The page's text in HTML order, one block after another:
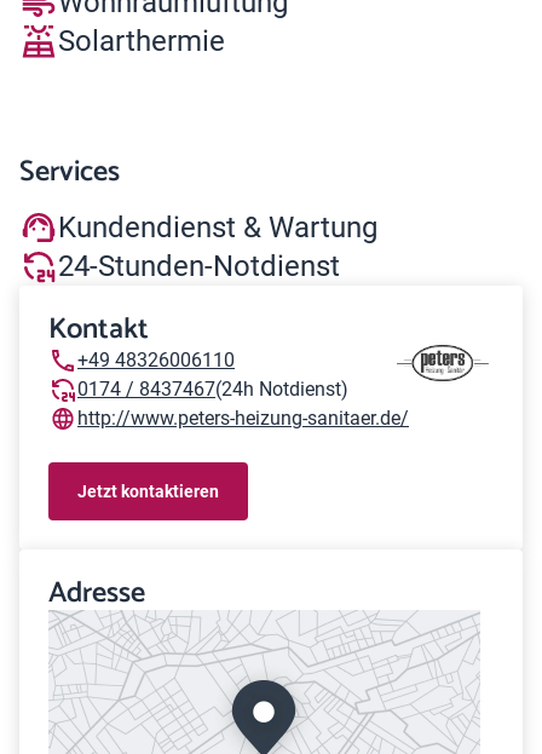
Solarthermie
Services
Kundendienst & Wartung
24-Stunden-Notdienst
Kontakt
+49 48326006110
0174 / 8437467(24h Notdienst)
http://www.peters-heizung-sanitaer.de/
Jetzt kontaktieren
Adresse